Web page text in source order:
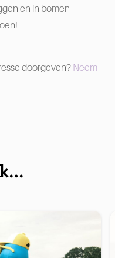
en in bomen
doorgeven? Neem